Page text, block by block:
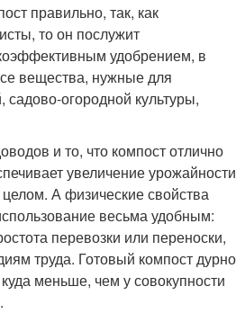
правильно, так, как
то он послужит
удобрением, в
вещества, нужные для
садово-огородной культуры,
и то, что компост отлично
увеличение урожайности
А физические свойства
весьма удобным:
перевозки или переноски,
труда. Готовый компост дурно
меньше, чем у совокупности